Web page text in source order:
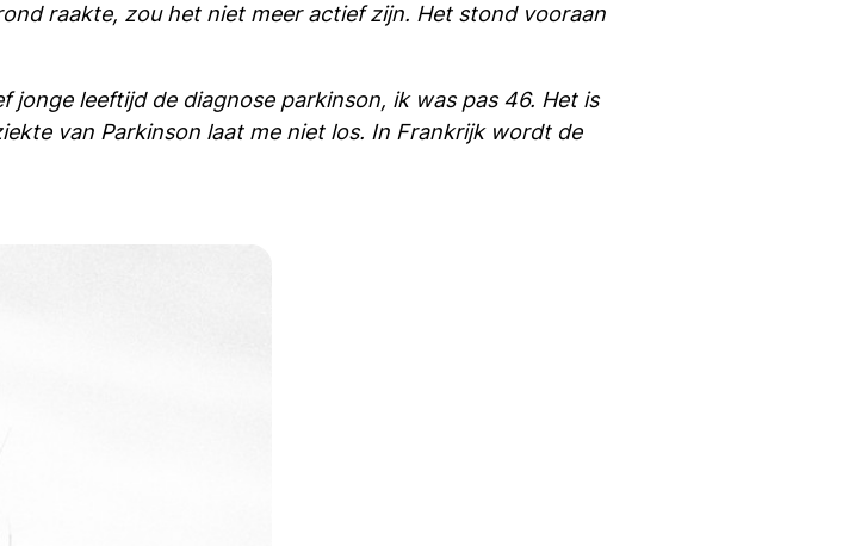
raakte, zou het niet meer actief zijn. Het stond vooraan
leeftijd de diagnose parkinson, ik was pas 46. Het is
van Parkinson laat me niet los. In Frankrijk wordt de